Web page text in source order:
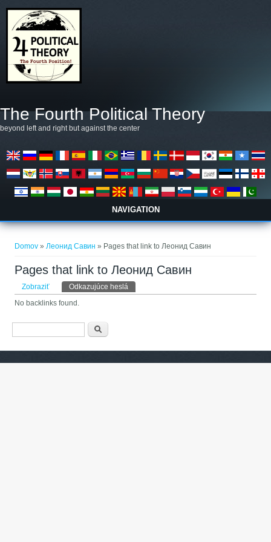
The Fourth Political Theory
beyond left and right but against the center
NAVIGATION
Domov »Леонид Савин» Pages that link to Леонид Савин
Pages that link to Леонид Савин
Primárne karty
Zobraziť Odkazujúce heslá
No backlinks found.
Vyhľadávanie